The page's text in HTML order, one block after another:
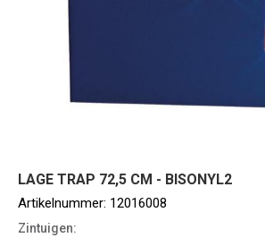
LAGE TRAP 72,5 CM - BISONYL2
Artikelnummer: 12016008
Zintuigen: